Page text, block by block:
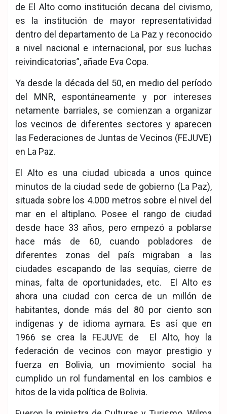
de El Alto como institución decana del civismo,
es la institución de mayor representatividad
dentro del departamento de La Paz y reconocido
a nivel nacional e internacional, por sus luchas
reivindicatorias”, añade Eva Copa.
Ya desde la década del 50, en medio del período
del MNR, espontáneamente y por intereses
netamente barriales, se comienzan a organizar
los vecinos de diferentes sectores y aparecen
las Federaciones de Juntas de Vecinos (FEJUVE)
en La Paz.
El Alto es una ciudad ubicada a unos quince
minutos de la ciudad sede de gobierno (La Paz),
situada sobre los 4.000 metros sobre el nivel del
mar en el altiplano. Posee el rango de ciudad
desde hace 33 años, pero empezó a poblarse
hace más de 60, cuando pobladores de
diferentes zonas del país migraban a las
ciudades escapando de las sequías, cierre de
minas, falta de oportunidades, etc. El Alto es
ahora una ciudad con cerca de un millón de
habitantes, donde más del 80 por ciento son
indígenas y de idioma aymara. Es así que en
1966 se crea la FEJUVE de El Alto, hoy la
federación de vecinos con mayor prestigio y
fuerza en Bolivia, un movimiento social ha
cumplido un rol fundamental en los cambios e
hitos de la vida política de Bolivia.